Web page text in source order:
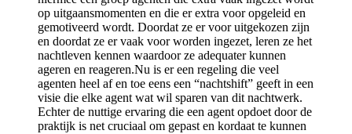
op uitgaansmomenten en die er extra voor opgeleid en
gemotiveerd wordt. Doordat ze er voor uitgekozen zijn
en doordat ze er vaak voor worden ingezet, leren ze het
nachtleven kennen waardoor ze adequater kunnen
ageren en reageren.Nu is er een regeling die veel
agenten heel af en toe eens een “nachtshift” geeft in een
visie die elke agent wat wil sparen van dit nachtwerk.
Echter de nuttige ervaring die een agent opdoet door de
praktijk is net cruciaal om gepast en kordaat te kunnen